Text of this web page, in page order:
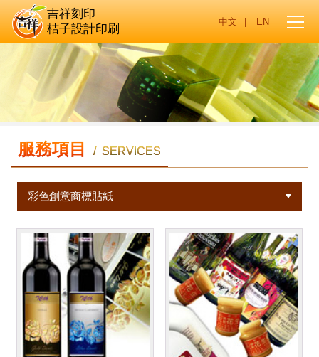
吉祥刻印
桔子設計印刷
服務項目 / SERVICES
彩色創意商標貼紙